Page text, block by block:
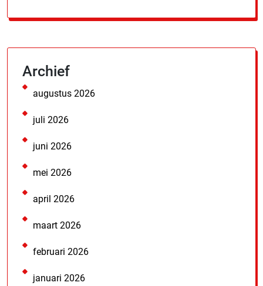
Archief
augustus 2026
juli 2026
juni 2026
mei 2026
april 2026
maart 2026
februari 2026
januari 2026